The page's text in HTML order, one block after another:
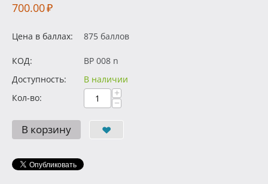
700.00₽
Цена в баллах: 875 баллов
КОД:
BP 008 n
Доступность:
В наличии
Кол-во:
+
−
В корзину